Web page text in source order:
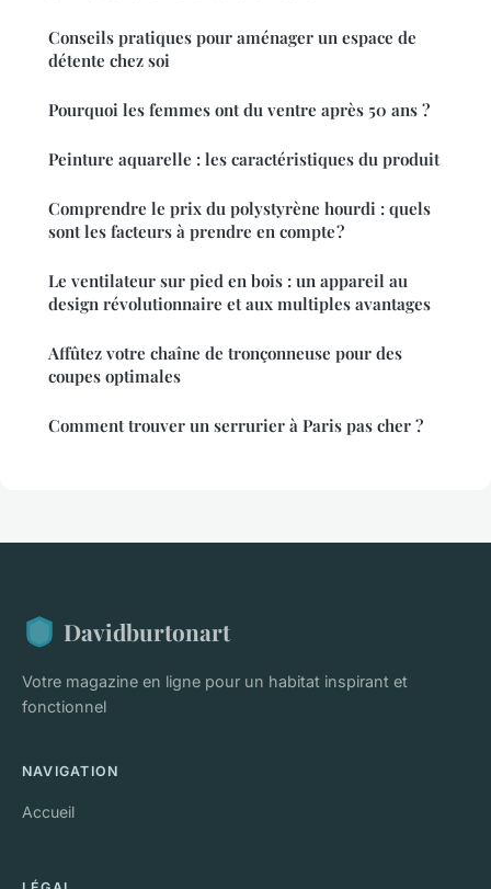
Conseils pratiques pour aménager un espace de
détente chez soi
Pourquoi les femmes ont du ventre après 50 ans ?
Peinture aquarelle : les caractéristiques du produit
Comprendre le prix du polystyrène hourdi : quels
sont les facteurs à prendre en compte ?
Le ventilateur sur pied en bois : un appareil au
design révolutionnaire et aux multiples avantages
Affûtez votre chaîne de tronçonneuse pour des
coupes optimales
Comment trouver un serrurier à Paris pas cher ?
Davidburtonart
Votre magazine en ligne pour un habitat inspirant et
fonctionnel
NAVIGATION
Accueil